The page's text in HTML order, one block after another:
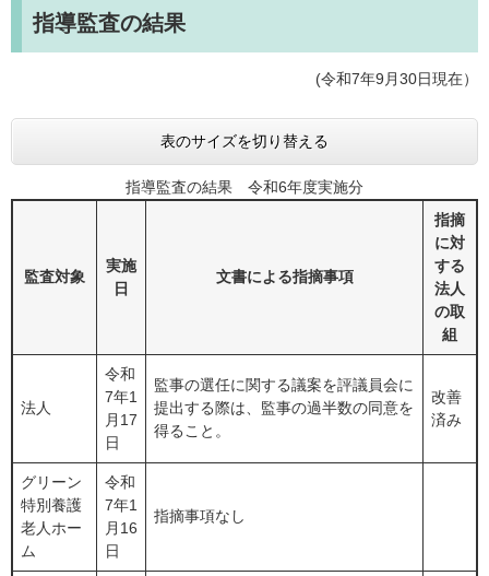
指導監査の結果
(令和7年9月30日現在）
表のサイズを切り替える
指導監査の結果 令和6年度実施分
監査対象
実施
日
文書による指摘事項
指摘
に対
する
法人
の取
組
法人
令和
7年1
月17
日
監事の選任に関する議案を評議員会に
提出する際は、監事の過半数の同意を
得ること。
改善
済み
グリーン
特別養護
老人ホー
ム
令和
7年1
月16
日
指摘事項なし